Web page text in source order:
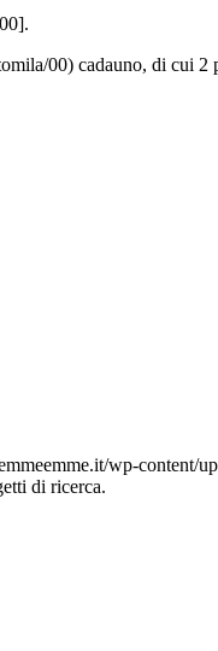
00) cadauno, di cui 2
wp-content/
di ricerca.